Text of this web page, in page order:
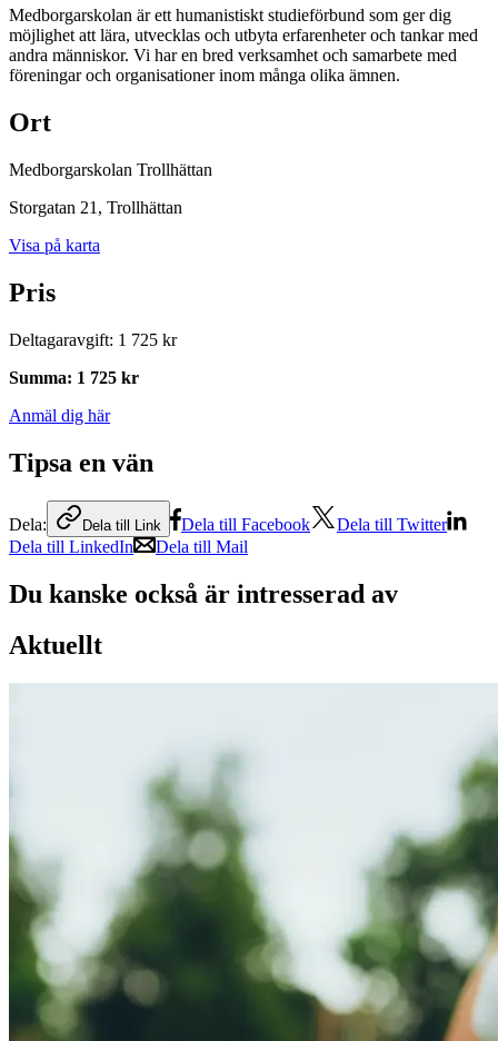
Medborgarskolan är ett humanistiskt studieförbund som ger dig
möjlighet att lära, utvecklas och utbyta erfarenheter och tankar med
andra människor. Vi har en bred verksamhet och samarbete med
föreningar och organisationer inom många olika ämnen.
Ort
Medborgarskolan Trollhättan
Storgatan 21 , Trollhättan
Visa på karta
Pris
Deltagaravgift: 1 725 kr
Summa: 1 725 kr
Anmäl dig här
Tipsa en vän
Dela: Dela till Link Dela till Facebook
Dela till Twitter
Dela till LinkedIn
Dela till Mail
Du kanske också är intresserad av
Aktuellt